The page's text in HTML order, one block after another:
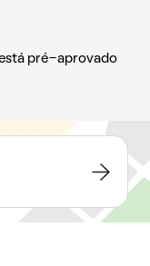
está pré-aprovado